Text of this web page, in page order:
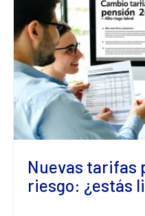
Nuevas tarifas
riesgo: ¿estás